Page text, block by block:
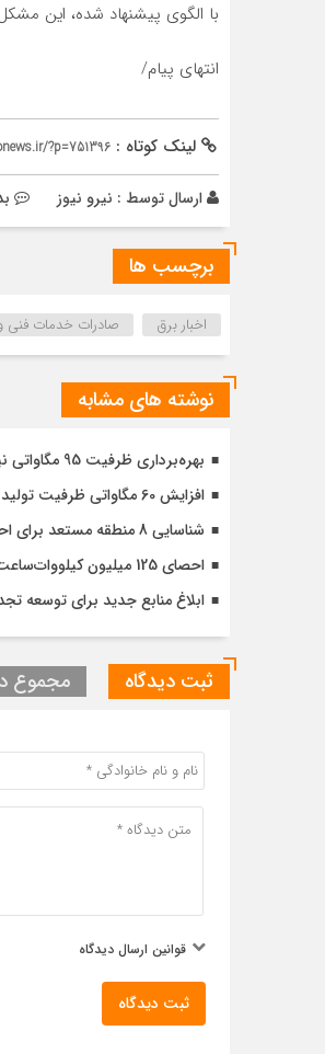
با الگوی پیشنهاد شده، این
انتهای پیام/
لینک کوتاه : ?p=751396
ارسال توسط : نیرو نیوز
برچسب ها
اخبار برق صادرات خدمات فنی
نوشته های مشابه
بهره‌برداری ظرفیت 95 مگاواتی نیروگاه خورشیدی شمس‌آباد در آینده نزدیک
افزایش 60 مگاواتی ظرفیت تولید نیروگاه رامین برای تابستان امسال
شناسایی 8 منطقه مستعد برای احداث نیروگاه زمین‌گرمایی در کشور
احصای 125 میلیون کیلووات‌ساعت انرژی با اجرای طرح مهتاب در استان تهران
ابلاغ منابع جدید برای توسعه
ثبت دیدگاه مجموع
قوانین ارسال دیدگاه
ثبت دیدگاه